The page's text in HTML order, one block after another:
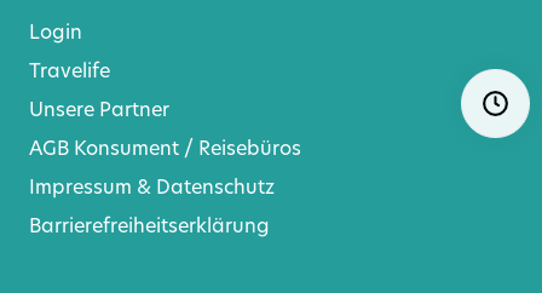
Login
Travelife
Unsere Partner
AGB Konsument / Reisebüros
Impressum & Datenschutz
Barrierefreiheitserklärung